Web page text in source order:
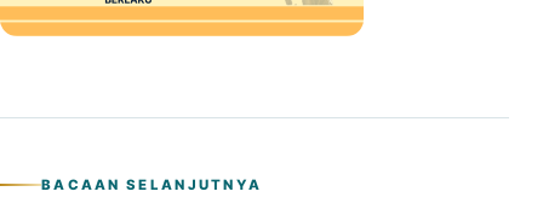
BACAAN SELANJUTNYA